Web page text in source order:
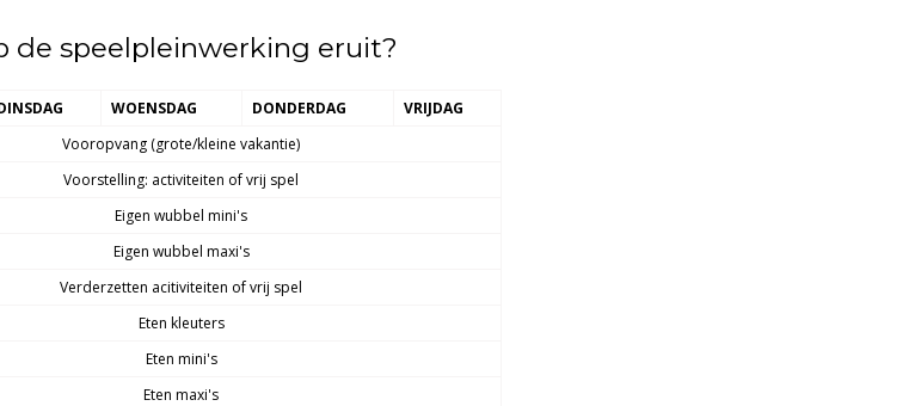
de speelpleinwerking eruit?
WOENSDAG DONDERDAG
VRIJDAG
Vooropvang (grote/kleine vakantie)
Voorstelling: activiteiten of vrij spel
Eigen wubbel mini's
Eigen wubbel maxi's
Verderzetten acitiviteiten of vrij spel
Eten kleuters
Eten mini's
Eten maxi's